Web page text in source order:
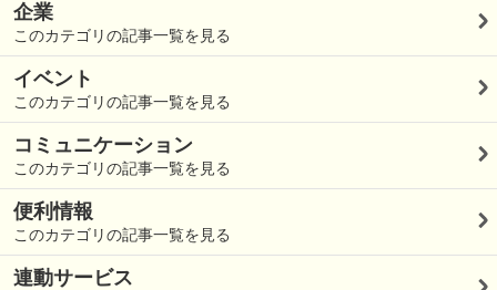
企業
このカテゴリの記事一覧を見る
イベント
このカテゴリの記事一覧を見る
コミュニケーション
このカテゴリの記事一覧を見る
便利情報
このカテゴリの記事一覧を見る
連動サービス